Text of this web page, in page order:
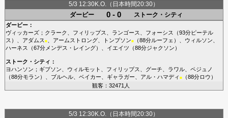
5/3 12:30K.O.（日本時間20:30）
ダービー
0 - 0 ストーク・シティ
ダービー：
ヴィッカーズ； クラーク フィリップス ランゴース フォーシス （93分ピーテル
ス ）、 アダムス ■、 アームストロング、 トンプソン■（88分ルーフェ ）、 ウィルソン
ハーネス
（67分メンデス・レイング）、 イエイツ （88分ジャクソン ）
ストーク・シティ ：
ヨハンソン ； ギブソン ウィルモット フィリップス グーチ ラワル、 ペジュノ
（88分モラン ）、 ブルヘル、 ベイカー ギャラガー アル・ハマディ ■（88分ロウ ）
観客：32471人
5/3 12:30K.O.（日本時間20:30）